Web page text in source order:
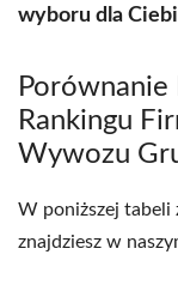
wyboru dla
Rankingu
Wywozu
W poniższej tabeli
znajdziesz w